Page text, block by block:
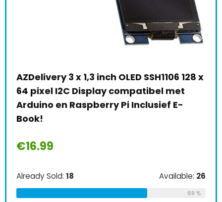
Development Board WiFi Bluetooth IoT
compatibel met Arduino inclusief E-
Book!
68 %